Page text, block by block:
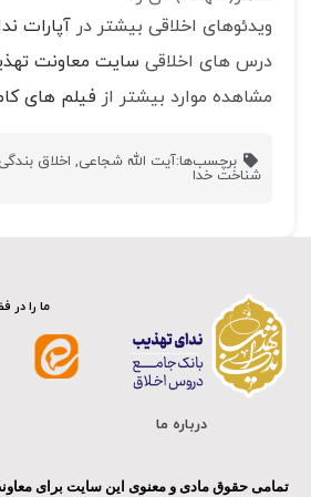
ویدئوهای اخلاقی بیشتر در آپارات
درس های اخلاقی سایت معاونت
مشاهده موارد بیشتر از فیلم های
برچسب‌ها:آیت الله شجاعی, اخلاق بندگی
شناخت خدا
ما را در
درباره ما
تمامی حقوق مادی و معنوی این سایت برای